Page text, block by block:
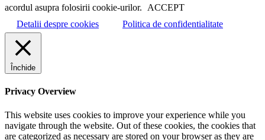
acordul asupra folosirii cookie-urilor.
ACCEPT
Detalii despre cookies
Politica de confidentialitate
Închide
Privacy Overview
This website uses cookies to improve your experience while you
navigate through the website. Out of these cookies, the cookies that
are categorized as necessary are stored on your browser as they are